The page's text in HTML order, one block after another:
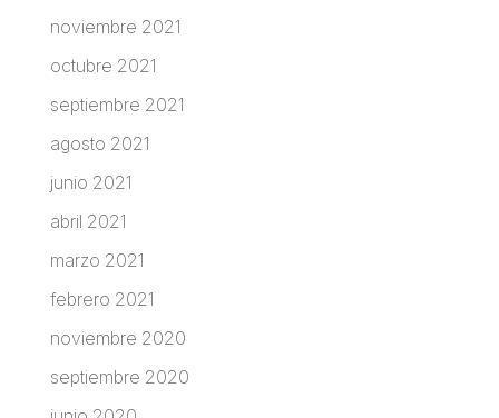
noviembre 2021
octubre 2021
septiembre 2021
agosto 2021
junio 2021
abril 2021
marzo 2021
febrero 2021
noviembre 2020
septiembre 2020